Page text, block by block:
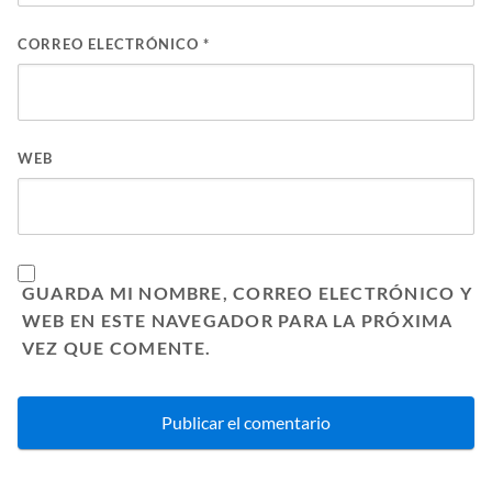
CORREO ELECTRÓNICO *
WEB
GUARDA MI NOMBRE, CORREO ELECTRÓNICO Y
WEB EN ESTE NAVEGADOR PARA LA PRÓXIMA
VEZ QUE COMENTE.